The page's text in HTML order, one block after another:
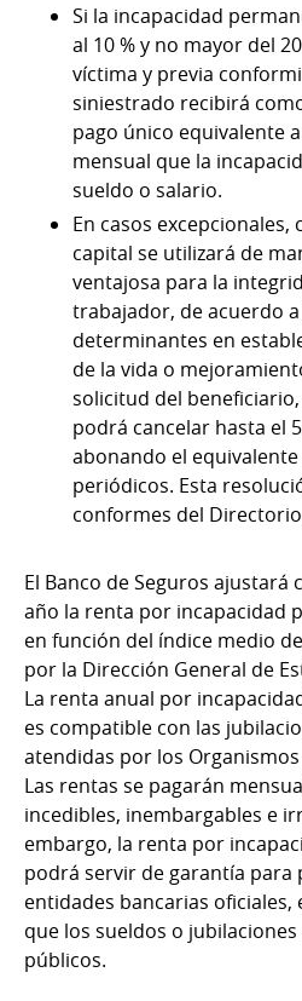
Si la incapacidad
al 10 % y no mayor del
víctima y previa
siniestrado recibirá
pago único equivalente
mensual que la
sueldo o salario.
En casos excepcionales,
capital se utilizará de
ventajosa para la
trabajador, de acuerdo
determinantes en
de la vida o
solicitud del
podrá cancelar hasta el
abonando el
periódicos. Esta
conformes del
El Banco de Seguros ajustará
año la renta por incapacidad
en función del índice medio
por la Dirección General de
La renta anual por
es compatible con las
atendidas por los
Las rentas se pagarán
incedibles, inembargables e
embargo, la renta por
podrá servir de garantía para
entidades bancarias
que los sueldos o
públicos.